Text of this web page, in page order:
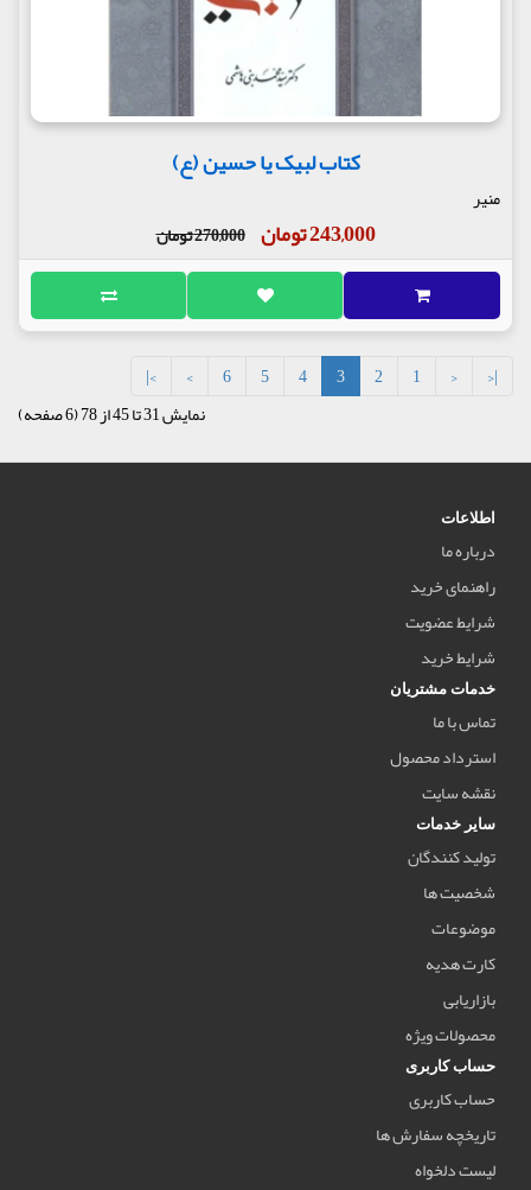
کتاب لبیک یا حسین (ع)
منیر
243,000 تومان 270,000 تومان
|<
<
1
2
3
4
5
6
>
>|
نمایش 31 تا 45 از 78 (6 صفحه)
اطلاعات
درباره ما
راهنمای خرید
شرایط عضویت
شرایط خرید
خدمات مشتریان
تماس با ما
استرداد محصول
نقشه سایت
سایر خدمات
تولید کنندگان
شخصیت ها
موضوعات
کارت هدیه
بازاریابی
محصولات ویژه
حساب کاربری
حساب کاربری
تاریخچه سفارش ها
لیست دلخواه